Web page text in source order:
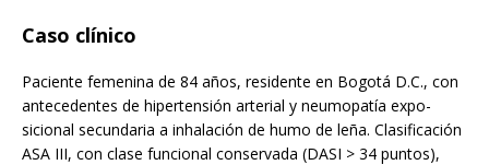
Caso clínico
Paciente femenina de 84 años, residente en Bogotá D.C., con
antecedentes de hipertensión arterial y neumopatía expo-
sicional secundaria a inhalación de humo de leña. Clasificación
ASA III, con clase funcional conservada (DASI > 34 puntos),